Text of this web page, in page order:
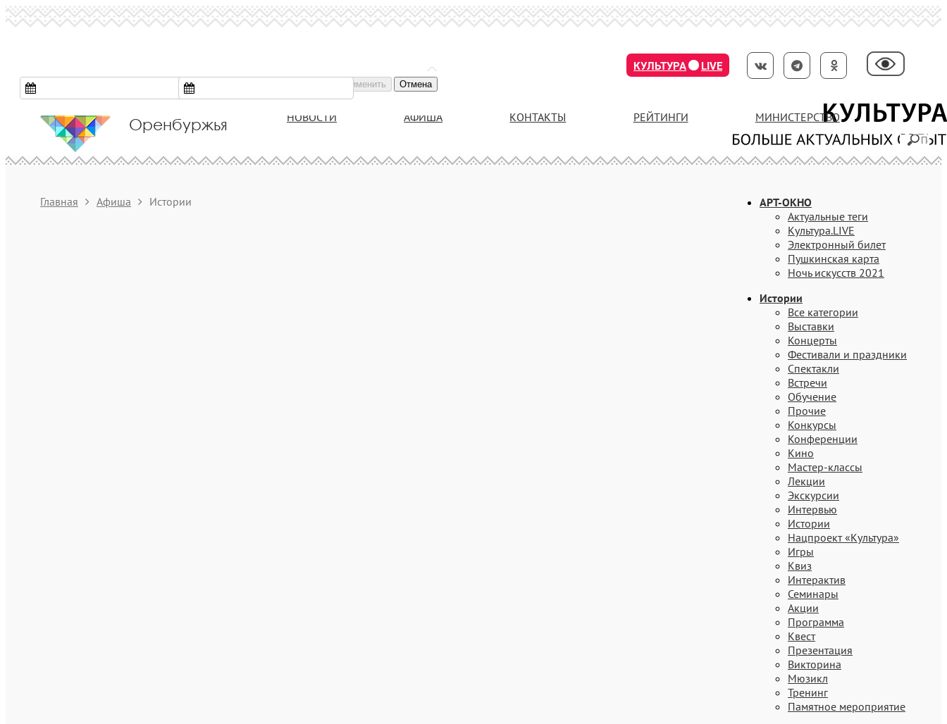
КУЛЬТУРА LIVE
Оренбуржья НОВОСТИ АФИША КОНТАКТЫ РЕЙТИНГИ МИНИСТЕРСТВО
Главная Афиша Истории
АРТ-ОКНО
Актуальные теги
Культура.LIVE
Электронный билет
Пушкинская карта
Ночь искусств 2021
Истории
Все категории
Выставки
Концерты
Фестивали и праздники
Спектакли
Встречи
Обучение
Прочие
Конкурсы
Конференции
Кино
Мастер-классы
Лекции
Экскурсии
Интервью
Истории
Нацпроект «Культура»
Игры
Квиз
Интерактив
Семинары
Акции
Программа
Квест
Презентация
Викторина
Мюзикл
Тренинг
Памятное мероприятие
Применить Отмена